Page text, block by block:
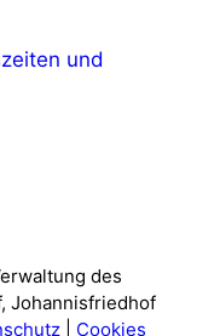
und
des
Johannisfriedhof
Cookies